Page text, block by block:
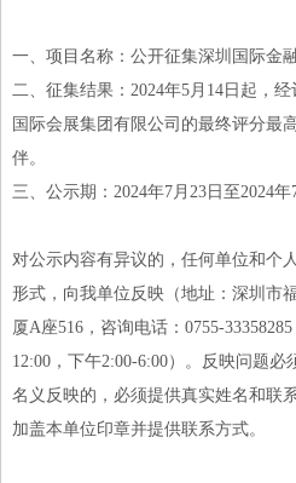
一、项目名称：公开征集深圳国际金
二、征集结果：2024年5月14日起，
国际会展集团有限公司的最终评分最
伴。
三、公示期：2024年7月23日至2024年
对公示内容有异议的，任何单位和个
形式，向我单位反映（地址：深圳市
厦A座516，咨询电话：0755-
12:00，下午2:00-6:00）。反映问题
名义反映的，必须提供真实姓名和联
加盖本单位印章并提供联系方式。